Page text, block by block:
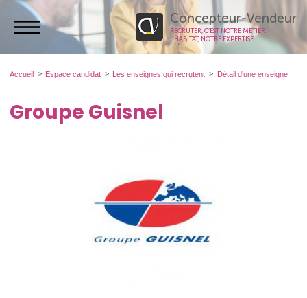
Concepteur-Vendeur
RECRUTER, C’EST NOTRE MÉTIER.
L’HABITAT, NOTRE EXPERTISE.
Accueil Espace candidat Les enseignes qui recrutent Détail d'une enseigne
Groupe Guisnel